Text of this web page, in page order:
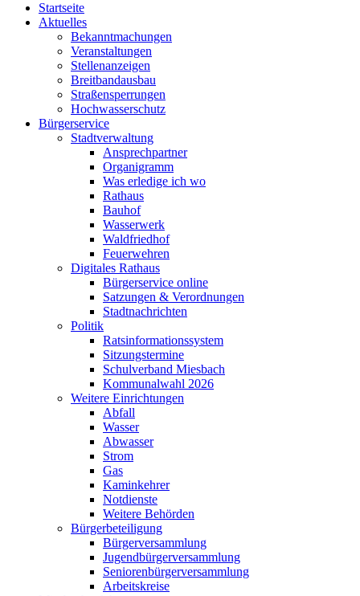
Startseite
Aktuelles
Bekanntmachungen
Veranstaltungen
Stellenanzeigen
Breitbandausbau
Straßensperrungen
Hochwasserschutz
Bürgerservice
Stadtverwaltung
Ansprechpartner
Organigramm
Was erledige ich wo
Rathaus
Bauhof
Wasserwerk
Waldfriedhof
Feuerwehren
Digitales Rathaus
Bürgerservice online
Satzungen & Verordnungen
Stadtnachrichten
Politik
Ratsinformationssystem
Sitzungstermine
Schulverband Miesbach
Kommunalwahl 2026
Weitere Einrichtungen
Abfall
Wasser
Abwasser
Strom
Gas
Kaminkehrer
Notdienste
Weitere Behörden
Bürgerbeteiligung
Bürgerversammlung
Jugendbürgerversammlung
Seniorenbürgerversammlung
Arbeitskreise